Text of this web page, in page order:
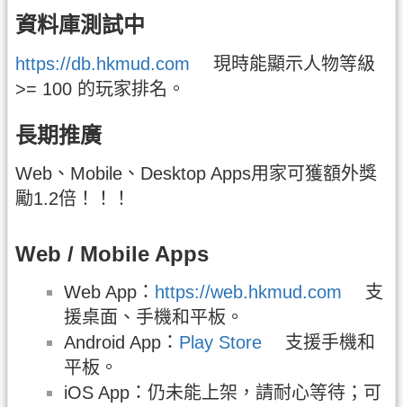
資料庫測試中
https://db.hkmud.com
現時能顯示人物等級
>= 100 的玩家排名。
長期推廣
Web、Mobile、Desktop Apps用家可獲額外獎
勵1.2倍！！！
Web / Mobile Apps
Web App： https://web.hkmud.com
支
援桌面、手機和平板。
Android App： Play Store
支援手機和
平板。
iOS App：仍未能上架，請耐心等待；可